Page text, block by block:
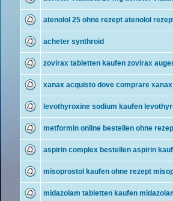
atenolol 25 ohne rezept atenolol
acheter synthroid
zovirax tabletten kaufen zovirax
xanax acquisto dove comprare xanax
levothyroxine sodium kaufen
metformin online bestellen ohne
aspirin complex bestellen aspirin
misoprostol kaufen ohne rezept
midazolam tabletten kaufen